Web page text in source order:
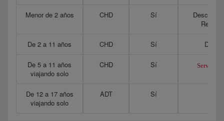
Menor de 2 años CHD Sí
De 2 a 11 años CHD Sí
De 5 a 11 años
viajando solo
CHD Sí Servicio
De 12 a 17 años
viajando solo
ADT Sí